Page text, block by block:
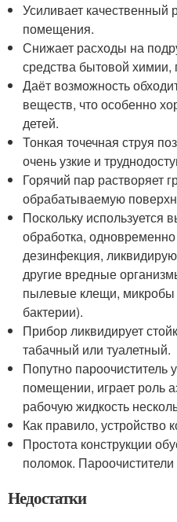
Усиливает качественный
помещения.
Снижает расходы на
средства бытовой химии,
Даёт возможность
веществ, что особенно
детей.
Тонкая точечная струя
очень узкие и
Горячий пар растворяет
обрабатываемую
Поскольку используется
обработка,
дезинфекция,
другие вредные
пылевые клещи, микробы
бактерии).
Прибор ликвидирует
табачный или туалетный.
Попутно пароочиститель
помещении, играет роль
рабочую жидкость
Как правило, устройство
Простота конструкции
поломок.
Недостатки